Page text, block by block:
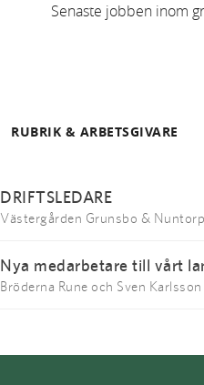
Senaste jobben inom
RUBRIK & ARBETSGIVARE
DRIFTSLEDARE
Västergården Grunsbo &
Nya medarbetare till vårt
Bröderna Rune och Sven Karlsson